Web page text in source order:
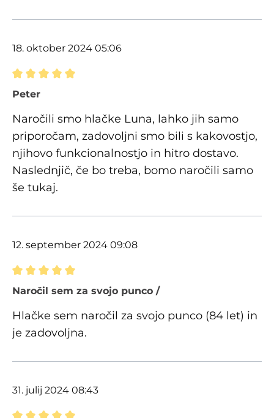
18. oktober 2024 05:06
Ocena z oceno 5 od 5 zvezdic
Peter
Naročili smo hlačke Luna, lahko jih samo
priporočam, zadovoljni smo bili s kakovostjo,
njihovo funkcionalnostjo in hitro dostavo.
Naslednjič, če bo treba, bomo naročili samo
še tukaj.
12. september 2024 09:08
Ocena z oceno 5 od 5 zvezdic
Naročil sem za svojo punco /
Hlačke sem naročil za svojo punco (84 let) in
je zadovoljna.
31. julij 2024 08:43